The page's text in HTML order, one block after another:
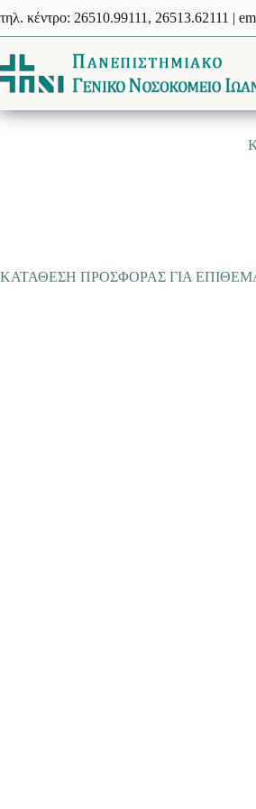
στο
περιεχόμενο
τηλ. κέντρο: 26510.99111, 26513.62111 |
ΚΑΤΑΘΕΣΗ ΠΡΟΣΦΟΡΑΣ ΓΙΑ